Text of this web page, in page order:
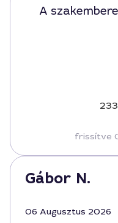
A
frissítve
Gábor N.
06 Augusztus 2026